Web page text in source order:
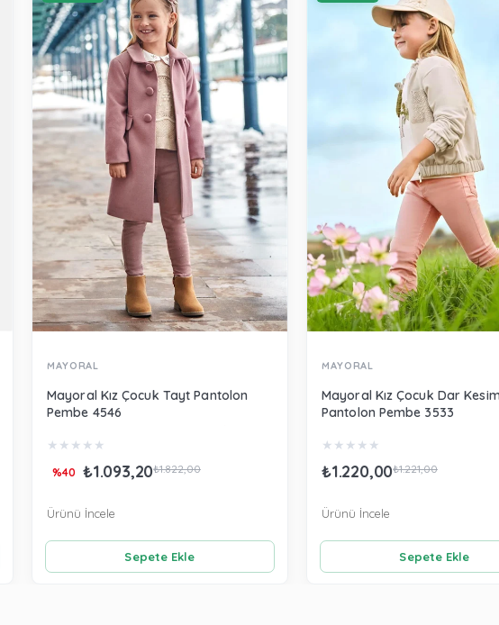
MAYORAL
Mayoral Kız Çocuk Tayt Pantolon
Pembe 4546
★ ★ ★ ★ ★
₺1.093,20₺1.822,00
%40
Sepete Ekle
Ürünü İncele
MAYORAL
Mayoral Kız Çocuk Dar
Pantolon Pembe 3533
★ ★ ★ ★ ★
₺1.220,00₺1.221,00
Sepete Ekle
Ürünü İncele